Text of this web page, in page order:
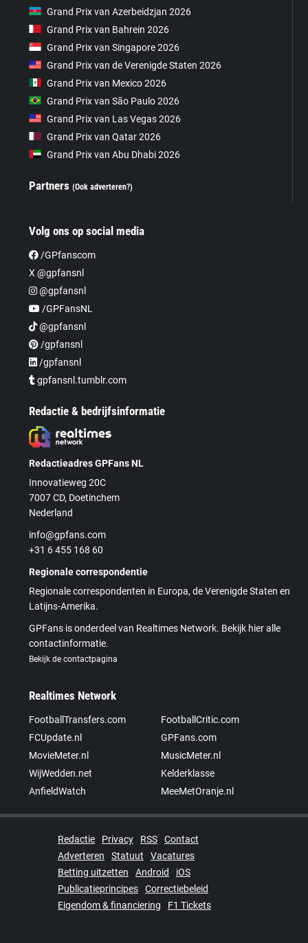
Grand Prix van Azerbeidzjan 2026
Grand Prix van Bahrein 2026
Grand Prix van Singapore 2026
Grand Prix van de Verenigde Staten 2026
Grand Prix van Mexico 2026
Grand Prix van São Paulo 2026
Grand Prix van Las Vegas 2026
Grand Prix van Qatar 2026
Grand Prix van Abu Dhabi 2026
Partners(Ook adverteren?)
Volg ons op social media
/GPfanscom
X @gpfansnl
@gpfansnl
/GPFansNL
@gpfansnl
/gpfansnl
/gpfansnl
gpfansnl.tumblr.com
Redactie & bedrijfsinformatie
Redactieadres GPFans NL
Innovatieweg 20C
7007 CD, Doetinchem
Nederland
info@gpfans.com
+31 6 455 168 60
Regionale correspondentie
Regionale correspondenten in Europa, de Verenigde Staten en
Latijns-Amerika.
GPFans is onderdeel van Realtimes Network. Bekijk hier alle
contactinformatie.
Bekijk de contactpagina
Realtimes Network
FootballTransfers.com
FootballCritic.com
FCUpdate.nl
GPFans.com
MovieMeter.nl
MusicMeter.nl
WijWedden.net
Kelderklasse
AnfieldWatch
MeeMetOranje.nl
Redactie Privacy RSS
Contact
Adverteren
Statuut
Vacatures
Betting uitzetten
Android
iOS
Publicatieprincipes
Correctiebeleid
Eigendom & financiering
F1 Tickets